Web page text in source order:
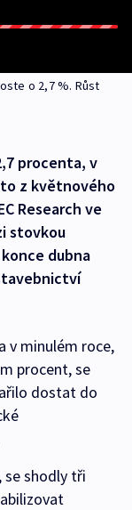
o 2,7 %. Růst
procenta, v
z květnového
Research ve
stovkou
dubna
v minulém roce,
procent, se
dostat do
shodly tři